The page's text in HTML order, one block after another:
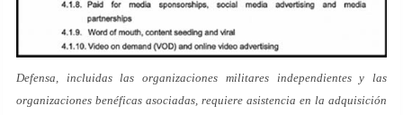
Defensa, incluidas las organizaciones militares independientes y las
organizaciones benéficas asociadas, requiere asistencia en la adquisición